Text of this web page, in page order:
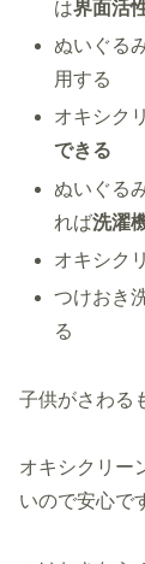
は界面活
ぬいぐる
用する
オキシク
できる
ぬいぐる
れば洗濯
オキシク
つけおき
る
子供がさわる
オキシクリー
いので安心で